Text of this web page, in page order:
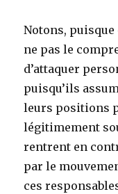
Notons,
ne pas le
d’attaquer
puisqu’ils
leurs positions
légitimement
rentrent en
par le
ces